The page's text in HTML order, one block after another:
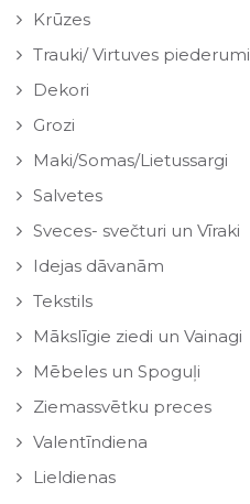
Krūzes
Trauki/ Virtuves piederumi
Dekori
Grozi
Maki/Somas/Lietussargi
Salvetes
Sveces- svečturi un Vīraki
Idejas dāvanām
Tekstils
Mākslīgie ziedi un Vainagi
Mēbeles un Spoguļi
Ziemassvētku preces
Valentīndiena
Lieldienas